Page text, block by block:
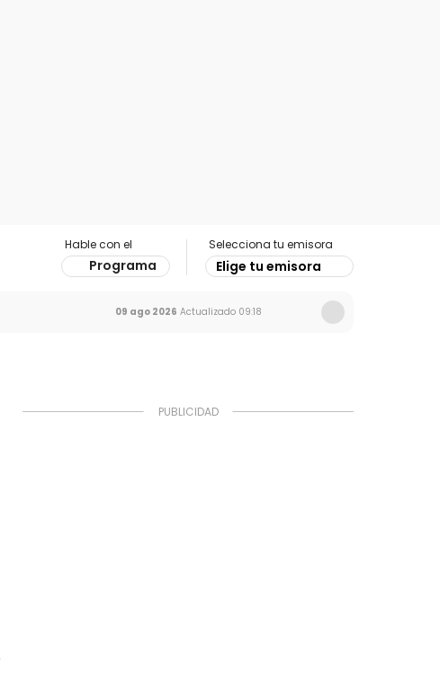
Hable con el
Programa
Selecciona tu emisora
Elige tu emisora
09 ago 2026 Actualizado 09:18